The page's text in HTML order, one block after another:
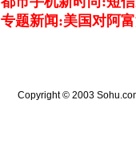
专题新闻:美国对阿
Copyright © 2003